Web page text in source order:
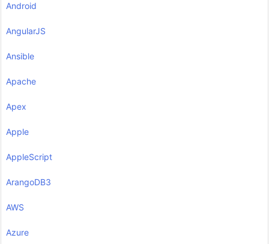
Android
AngularJS
Ansible
Apache
Apex
Apple
AppleScript
ArangoDB3
AWS
Azure